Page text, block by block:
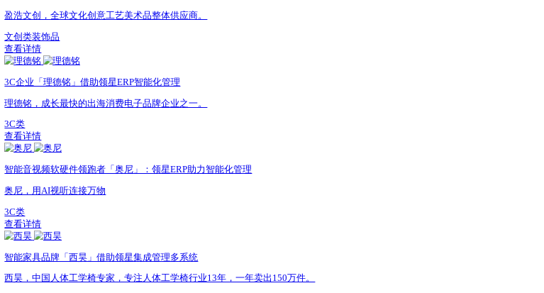
全家庭营养与健康企业「健合集团」携手领星提效
H&H（健合）集团，全球高端营养及健康产业领导者。
健康类
查看详情
智能硬件品牌「倍轻松」借助领星实现数字化管理
领星ERP凭借数字化实施经验、优质产品能力、专业服务能力等，成为倍轻的合作伙伴，打通多系统，实现
3C类
查看详情
上市公司蹦床王「三柏硕」用领星ERP高效协同
三柏硕，面向全球的休闲运动解决方案领导者。
运动健康类